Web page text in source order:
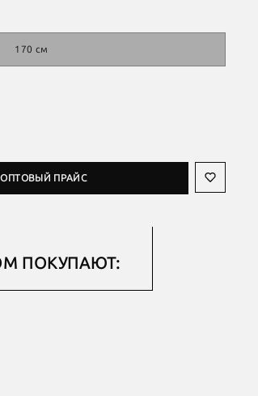
170 см
ПРАЙС
ПОКУПАЮТ: